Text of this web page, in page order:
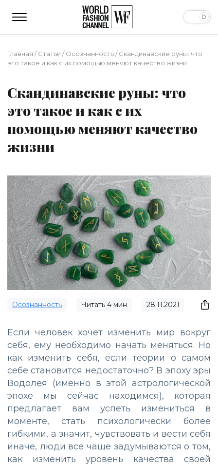
Главная /Статьи /Осознанность/Скандинавские руны: что
это такое и как с их помощью меняют качество жизни
Скандинавские руны: что
это такое и как с их
помощью меняют качество
жизни
Осознанность Читать 4 мин 28.11.2021
Если человек хочет изменить мир вокруг
себя, ему необходимо начать меняться. Но
как изменить себя, если теории о самом
себе становится недостаточно? В эпоху эры
Водолея (именно в этой астрологической
эпохе мы сейчас находимся), которая
предлагает вам успеть измениться в
моменте, стать психологически более
гибкими, а значит, чувствовать и вести себя
иначе, люди все чаще задумываются о том,
как изменить уровень качества своей